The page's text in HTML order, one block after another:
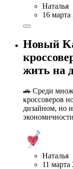
Наталья
16 марта
Новый
жить на
🚗 Среди
кроссоверов
дизайном, но
Наталья
11 марта